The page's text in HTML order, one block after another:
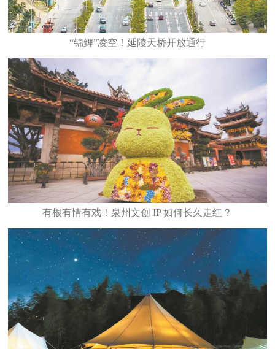
“锦鲤”凌空！延陵天桥开放通行
有根有情有戏！泉州文创 IP 如何长久走红？